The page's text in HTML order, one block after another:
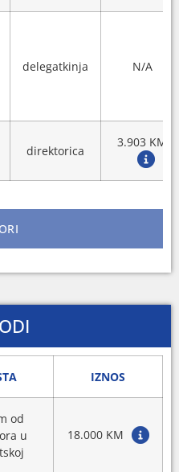
delegatkinja N/A
direktorica
3.903 KM
IZNOS
od
u
18.000 KM